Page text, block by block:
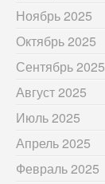
Ноябрь 2025
Октябрь 2025
Сентябрь 2025
Август 2025
Июль 2025
Апрель 2025
Февраль 2025